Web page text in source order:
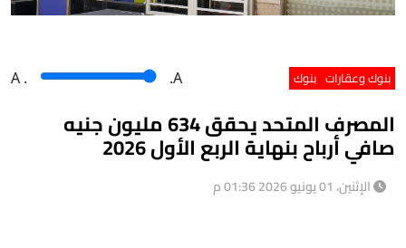
بنوك وعقارات بنوك A . .A
المصرف المتحد يحقق 634 مليون جنيه
صافي أرباح بنهاية الربع الأول 2026
الإثنين، 01 يونيو 2026 01:36 م